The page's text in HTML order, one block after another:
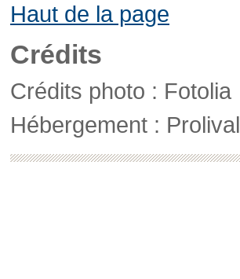
Haut de la page
Crédits
Crédits photo : Fotolia
Hébergement : Prolival